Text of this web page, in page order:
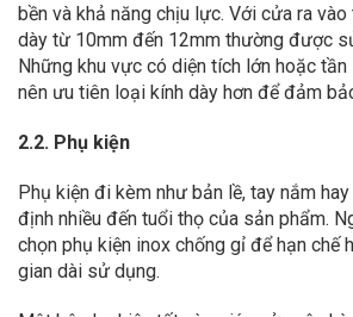
bền và khả năng chịu lực. Với cửa ra
dày từ 10mm đến 12mm thường được
Những khu vực có diện tích lớn hoặc
nên ưu tiên loại kính dày hơn để đảm
2.2. Phụ kiện
Phụ kiện đi kèm như bản lề, tay nắm
định nhiều đến tuổi thọ của sản phẩm.
chọn phụ kiện inox chống gỉ để hạn chế
gian dài sử dụng.